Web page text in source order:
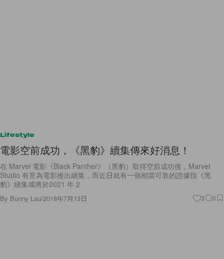
Lifestyle
電影空前成功，《黑豹》續集傳來好消息！
在 Marvel 電影《Black Panther》（黑豹）取得空前成功後，Marvel
Studio 有意為電影推出續集，而近日就有一個相當可靠的證據指《黑
豹》續集或將於2021 年 2
By Bunny Lau/2018年7月13日 3 0